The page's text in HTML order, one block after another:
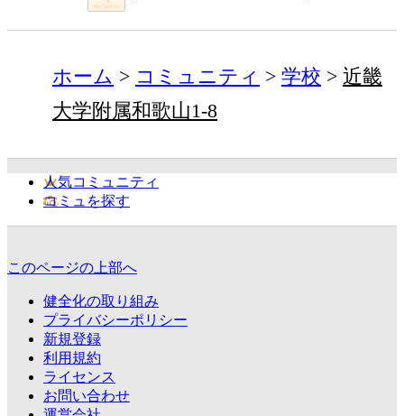
ホーム コミュニティ 学校
近畿
大学附属和歌山1-8
人気コミュニティ
コミュを探す
このページの上部へ
健全化の取り組み
プライバシーポリシー
新規登録
利用規約
ライセンス
お問い合わせ